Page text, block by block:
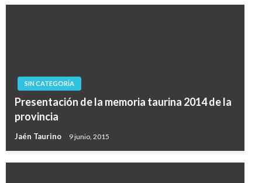
SIN CATEGORÍA
Presentación de la memoria taurina 2014 de la
provincia
Jaén Taurino 9 junio, 2015